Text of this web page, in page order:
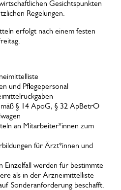
Gesichtspunkten
Regelungen.
erfolgt nach einem festen
und Pflegepersonal
§ 14 ApoG, § 32 ApBetrO
an Mitarbeiter*innen zum
für Ärzt*innen und
Einzelfall werden für bestimmte
als in der Arzneimittelliste
Sonderanforderung beschafft.